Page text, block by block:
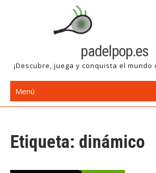
padelpop.es
¡Descubre, juega y conquista el
Menú
Etiqueta: dinámico